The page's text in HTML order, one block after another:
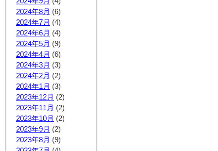
2024年8月 (6)
2024年7月 (4)
2024年6月 (4)
2024年5月 (9)
2024年4月 (6)
2024年3月 (3)
2024年2月 (2)
2024年1月 (3)
2023年12月 (2)
2023年11月 (2)
2023年10月 (2)
2023年9月 (2)
2023年8月 (9)